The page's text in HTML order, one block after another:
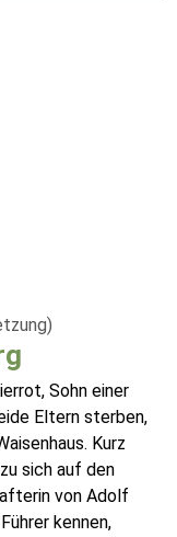
Sohn einer
Eltern sterben,
Kurz
sich auf den
von Adolf
kennen,